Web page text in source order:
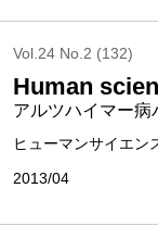
Vol.24 No.2 (132)
Human
アルツハイマー病
ヒューマンサイエン
2013/04